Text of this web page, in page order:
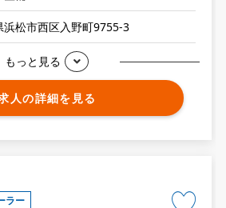
浜松市西区入野町9755-3
もっと見る
人の詳細を見る
ラー